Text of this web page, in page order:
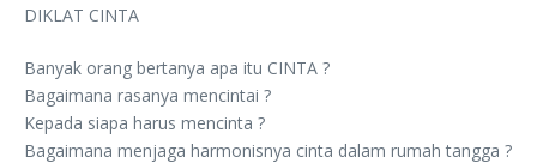
DIKLAT CINTA
Banyak orang bertanya apa itu CINTA ?
Bagaimana rasanya mencintai ?
Kepada siapa harus mencinta ?
Bagaimana menjaga harmonisnya cinta dalam rumah tangga ?